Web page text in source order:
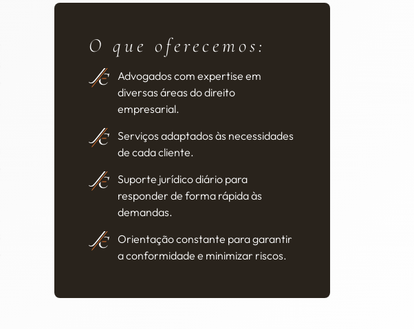
O que oferecemos:
Advogados com expertise em
diversas áreas do direito
empresarial.
Serviços adaptados às necessidades
de cada cliente.
Suporte jurídico diário para
responder de forma rápida às
demandas.
Orientação constante para garantir
a conformidade e minimizar riscos.